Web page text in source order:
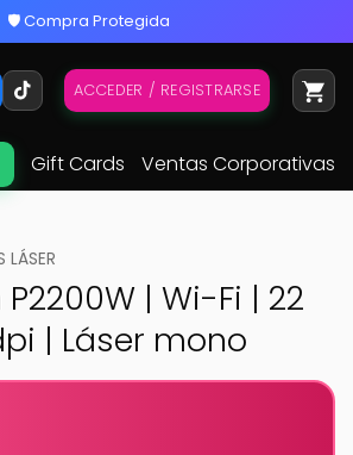
🛡️ Compra Protegida
ACCEDER / REGISTRARSE
Gift Cards Ventas Corporativas
LÁSER
| Wi-Fi | 22
| Láser mono